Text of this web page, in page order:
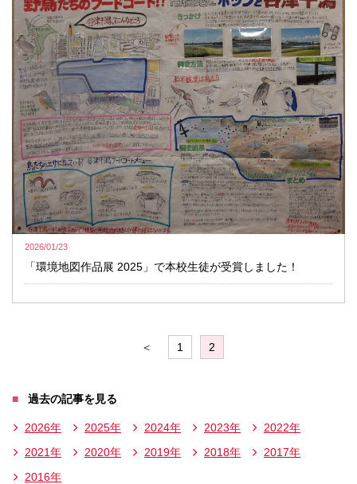
2026/01/23
「環境地図作品展 2025」で本校生徒が受賞しました！
＜ 1 2
過去の記事を見る
2026年 2025年 2024年 2023年
2022年
2021年
2020年 2019年 2018年
2017年
2016年